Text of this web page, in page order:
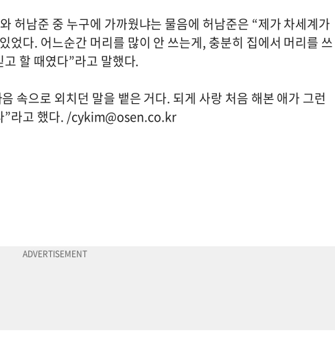
허남준 중 누구에 가까웠냐는 물음에 허남준은 “제가 차세계가
었다. 어느순간 머리를 많이 안 쓰는게, 충분히 집에서 머리를 쓰
할 때였다”라고 말했다.
속으로 외치던 말을 뱉은 거다. 되게 사랑 처음 해본 애가 그런
”라고 했다. /cykim@osen.co.kr